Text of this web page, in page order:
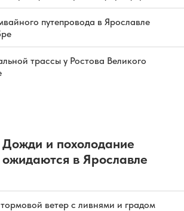
путепровода в Ярославле
трассы у Ростова Великого
Дожди и похолодание
ожидаются в Ярославле
ветер с ливнями и градом